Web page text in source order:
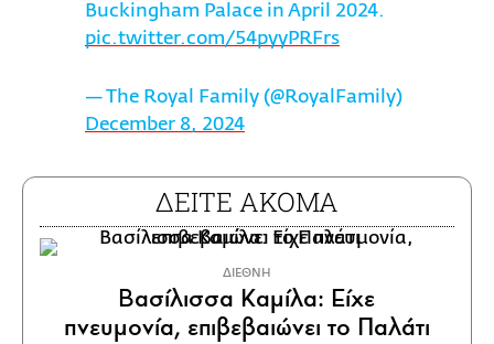
Buckingham Palace in April 2024.
pic.twitter.com/54pyyPRFrs
— The Royal Family (@RoyalFamily)
December 8, 2024
ΔΕΙΤΕ ΑΚΟΜΑ
ΔΙΕΘΝΗ
Βασίλισσα Καμίλα: Είχε
πνευμονία, επιβεβαιώνει το Παλάτι